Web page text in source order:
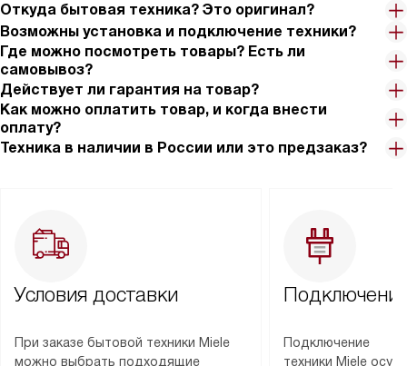
Откуда бытовая техника? Это оригинал?
Возможны установка и подключение техники?
Где можно посмотреть товары? Есть ли
самовывоз?
Действует ли гарантия на товар?
Как можно оплатить товар, и когда внести
оплату?
Техника в наличии в России или это предзаказ?
Условия доставки
При заказе бытовой техники Miele
можно выбрать подходящие
Подключение
техники Miele